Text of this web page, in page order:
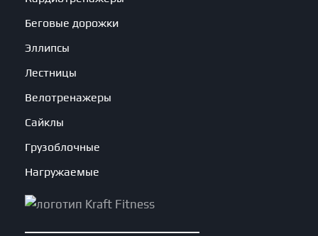
Беговые дорожки
Эллипсы
Лестницы
Велотренажеры
Сайклы
Грузоблочные
Нагружаемые